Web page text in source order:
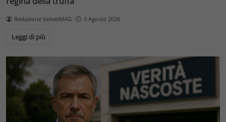
Redazione VelvetMAG 3 Agosto 2026
Leggi di più